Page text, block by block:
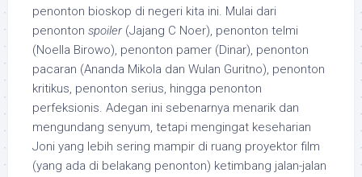
penonton bioskop di negeri kita ini. Mulai dari
penonton spoiler(Jajang C Noer), penonton telmi
(Noella Birowo), penonton pamer (Dinar), penonton
pacaran (Ananda Mikola dan Wulan Guritno), penonton
kritikus, penonton serius, hingga penonton
perfeksionis. Adegan ini sebenarnya menarik dan
mengundang senyum, tetapi mengingat keseharian
Joni yang lebih sering mampir di ruang proyektor film
(yang ada di belakang penonton) ketimbang jalan-jalan